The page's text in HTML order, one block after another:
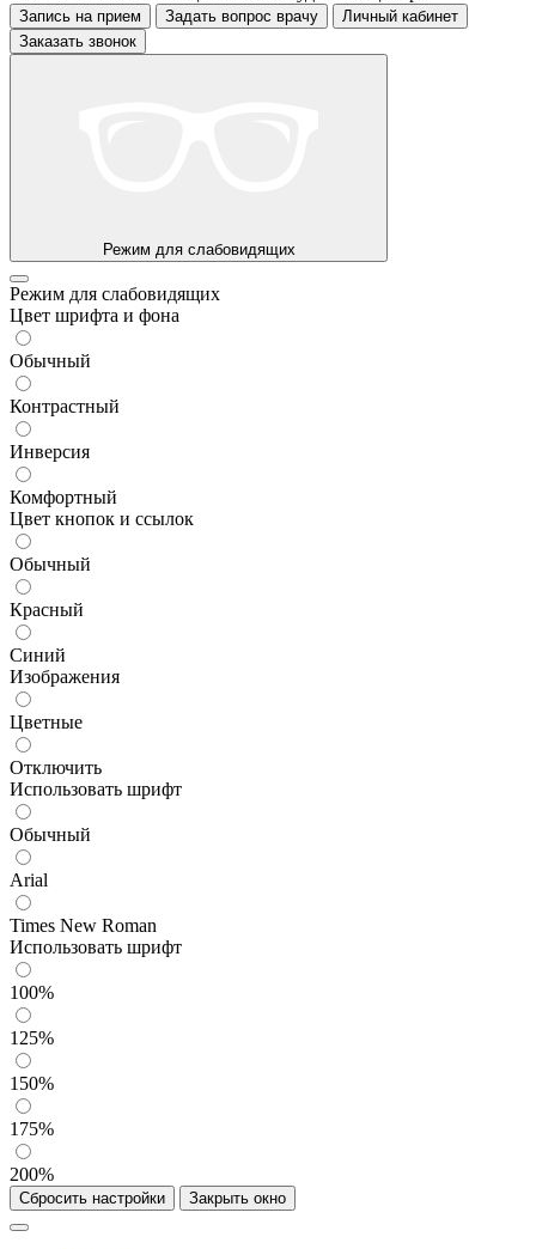
Запись на прием Задать вопрос врачу
Личный кабинет
Заказать звонок
Режим для слабовидящих
Режим для слабовидящих
Цвет шрифта и фона
Обычный
Контрастный
Инверсия
Комфортный
Цвет кнопок и ссылок
Обычный
Красный
Синий
Изображения
Цветные
Отключить
Использовать шрифт
Обычный
Arial
Times New Roman
Использовать шрифт
100%
125%
150%
175%
200%
Сбросить настройки Закрыть окно